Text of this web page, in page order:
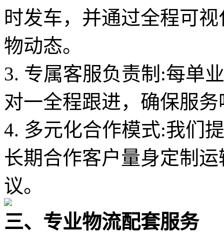
时发车，并通过全程可
物动态。
3. 专属客服负责制:每单
对一全程跟进，确保服
4. 多元化合作模式:我们
长期合作客户量身定制
议。
三、专业物流配套服务